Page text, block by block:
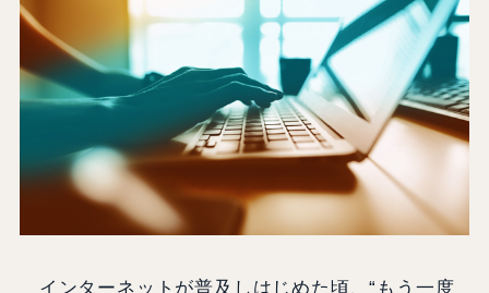
インターネットが普及しはじめた頃、“もう一度